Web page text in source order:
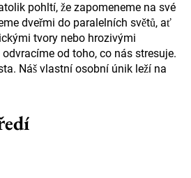
pohltí, že zapomeneme na své
dveřmi do paralelních světů, ať
tvory nebo hrozivými
od toho, co nás stresuje.
Náš vlastní osobní únik leží na